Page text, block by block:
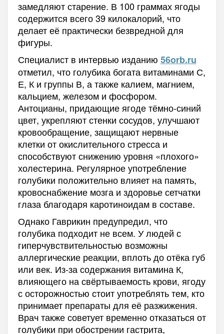
замедляют старение. В 100 граммах ягоды
содержится всего 39 килокалорий, что
делает её практически безвредной для
фигуры.
Специалист в интервью изданию 56orb.ru
отметил, что голубика богата витаминами С,
Е, К и группы В, а также калием, магнием,
кальцием, железом и фосфором.
Антоцианы, придающие ягоде тёмно-синий
цвет, укрепляют стенки сосудов, улучшают
кровообращение, защищают нервные
клетки от окислительного стресса и
способствуют снижению уровня «плохого»
холестерина. Регулярное употребление
голубики положительно влияет на память,
кровоснабжение мозга и здоровье сетчатки
глаза благодаря каротиноидам в составе.
Однако Гаврикин предупредил, что
голубика подходит не всем. У людей с
гиперчувствительностью возможны
аллергические реакции, вплоть до отёка губ
или век. Из-за содержания витамина К,
влияющего на свёртываемость крови, ягоду
с осторожностью стоит употреблять тем, кто
принимает препараты для её разжижения.
Врач также советует временно отказаться от
голубики при обострении гастрита,